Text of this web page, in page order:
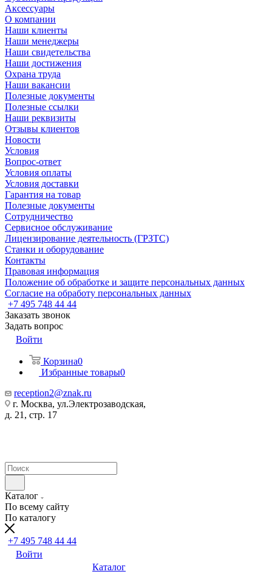
Аксессуары
О компании
Наши клиенты
Наши менеджеры
Наши свидетельства
Наши достижения
Охрана труда
Наши вакансии
Полезные документы
Полезные ссылки
Наши реквизиты
Отзывы клиентов
Новости
Условия
Вопрос-ответ
Условия оплаты
Условия доставки
Гарантия на товар
Полезные документы
Сотрудничество
Сервисное обслуживание
Лицензирование деятельность (ГРЗТС)
Станки и оборудование
Контакты
Правовая информация
Положение об обработке и защите персональных данных
Согласие на обработу персональных данных
+7 495 748 44 44
Заказать звонок
Задать вопрос
Войти
Корзина0
Избранные товары0
reception2@znak.ru
г. Москва, ул.Электрозаводская,
д. 21, стр. 17
Каталог
По всему сайту
По каталогу
+7 495 748 44 44
Войти
Каталог